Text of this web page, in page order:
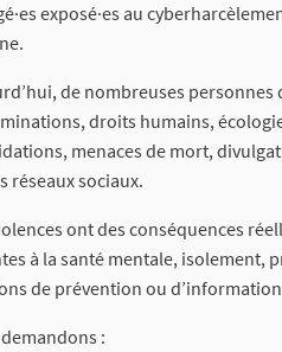
exposé·es au
de nombreuses
droits humains,
menaces de mort,
réseaux sociaux.
ont des conséquences
à la santé mentale, isolement,
de prévention ou
: